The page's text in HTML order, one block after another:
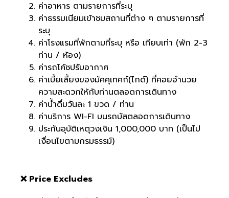
ค่าอาหาร ตามรายการที่ระบุ
ค่าธรรมเนียมเข้าชมสถานที่ต่าง ๆ ตามรายการที่
ระบุ
ค่าโรงแรมที่พักตามที่ระบุ หรือ เทียบเท่า (พัก 2-3
ท่าน / ห้อง)
ค่ารถโค้ชปรับอากาศ
ค่าเบี้ยเลี้ยงของมัคคุเทศก์(ไกด์) ที่คอยอำนวย
ความสะดวกให้กับท่านตลอดการเดินทาง
ค่าน้ำดื่มวันละ 1 ขวด / ท่าน
ค่าบริการ WI-FI บนรถบัสตลอดการเดินทาง
ประกันอุบัติเหตุวงเงิน 1,000,000 บาท (เป็นไป
เงื่อนไขตามกรมธรรม์)
❌ Price Excludes